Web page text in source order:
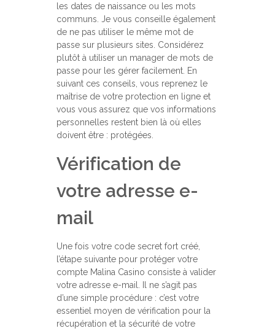
les dates de naissance ou les mots
communs. Je vous conseille également
de ne pas utiliser le même mot de
passe sur plusieurs sites. Considérez
plutôt à utiliser un manager de mots de
passe pour les gérer facilement. En
suivant ces conseils, vous reprenez le
maîtrise de votre protection en ligne et
vous vous assurez que vos informations
personnelles restent bien là où elles
doivent être : protégées.
Vérification de
votre adresse e-
mail
Une fois votre code secret fort créé,
l’étape suivante pour protéger votre
compte Malina Casino consiste à valider
votre adresse e-mail. Il ne s’agit pas
d’une simple procédure : c’est votre
essentiel moyen de vérification pour la
récupération et la sécurité de votre